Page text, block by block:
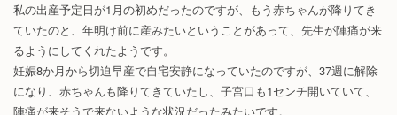
私の出産予定日が1月の初めだったのですが、もう赤ちゃんが降りてき
ていたのと、年明け前に産みたいということがあって、先生が陣痛が来
るようにしてくれたようです。
妊娠8か月から切迫早産で自宅安静になっていたのですが、37週に解除
になり、赤ちゃんも降りてきていたし、子宮口も1センチ開いていて、
陣痛が来そうで来ないような状況だったみたいです。